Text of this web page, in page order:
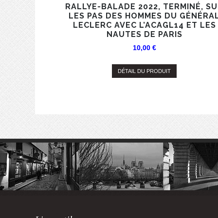
RALLYE-BALADE 2022, TERMINÉ,
LES PAS DES HOMMES DU
LECLERC AVEC L’ACAGL14 ET LES
NAUTES DE PARIS
10,00 €
DÉTAIL DU PRODUIT